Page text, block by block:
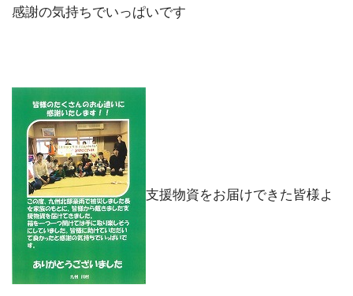
感謝の気持ちでいっぱいです
支援物資をお届けできた皆様よ